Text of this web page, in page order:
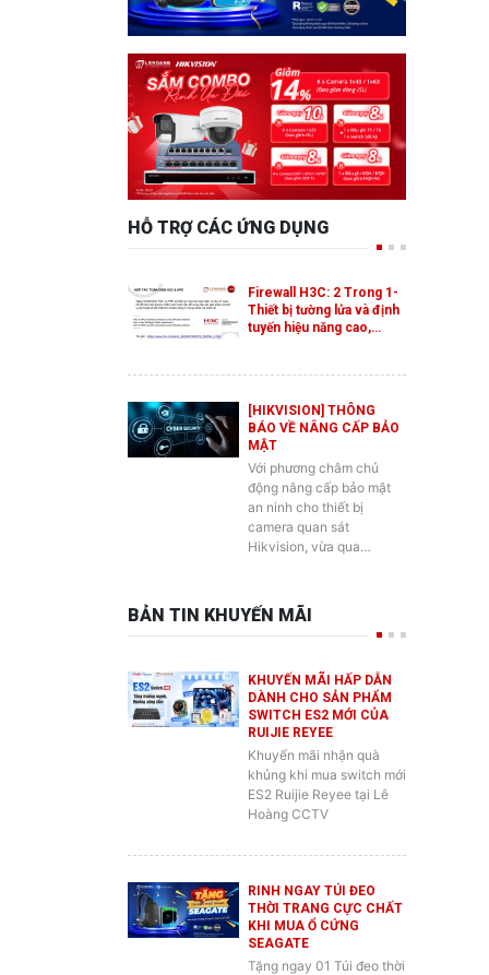
HỖ TRỢ CÁC ỨNG DỤNG
Firewall H3C: 2 Trong 1-
tuyến hiệu năng cao,…
[HIKVISION] THÔNG
MẬT
Với phương châm chủ
động nâng cấp bảo mật
an ninh cho thiết bị
camera quan sát
Hikvision, vừa qua…
KHUYẾN MÃI HẤP DẪN
SWITCH ES2 MỚI CỦA
RUIJIE REYEE
Khuyến mãi nhận quà
khủng khi mua switch mới
ES2 Ruijie Reyee tại Lê
Hoàng CCTV
RINH NGAY TÚI ĐEO
KHI MUA Ổ CỨNG
SEAGATE
Tặng ngay 01 Túi đeo thời
trang Seagate cực ngầu,
rộng rãi và tiện lợi cho